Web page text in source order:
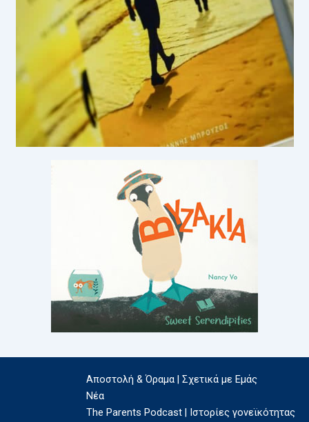
Αποστολή & Όραμα | Σχετικά με Εμάς
Νέα
The Parents Podcast | Ιστορίες γονεϊκότητας